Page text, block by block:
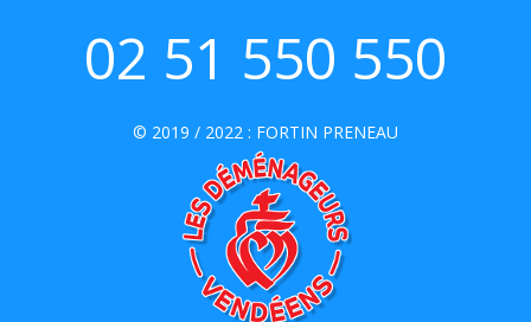
02 51 550 550
© 2019 / 2022 : FORTIN PRENEAU